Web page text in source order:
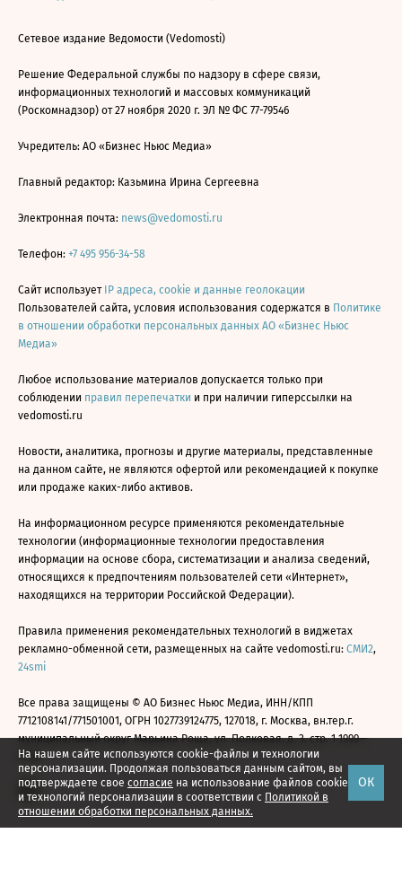
На нашем сайте используются cookie-файлы и технологии
персонализации. Продолжая пользоваться данным сайтом, вы
подтверждаете свое согласие на использование файлов cookie
и технологий персонализации в соответствии с Политикой в
отношении обработки персональных данных.
ОК
Сетевое издание Ведомости (Vedomosti)
Решение Федеральной службы по надзору в сфере связи,
информационных технологий и массовых коммуникаций
(Роскомнадзор) от 27 ноября 2020 г. ЭЛ № ФС 77-79546
Учредитель: АО «Бизнес Ньюс Медиа»
Главный редактор: Казьмина Ирина Сергеевна
Электронная почта: news@vedomosti.ru
Телефон: +7 495 956-34-58
Сайт использует IP адреса, cookie и данные геолокации
Пользователей сайта, условия использования содержатся в Политике
в отношении обработки персональных данных АО «Бизнес Ньюс
Медиа»
Любое использование материалов допускается только при
соблюдении правил перепечатки и при наличии гиперссылки на
vedomosti.ru
Новости, аналитика, прогнозы и другие материалы, представленные
на данном сайте, не являются офертой или рекомендацией к покупке
или продаже каких-либо активов.
На информационном ресурсе применяются рекомендательные
технологии (информационные технологии предоставления
информации на основе сбора, систематизации и анализа сведений,
относящихся к предпочтениям пользователей сети «Интернет»,
находящихся на территории Российской Федерации).
Правила применения рекомендательных технологий в виджетах
рекламно-обменной сети, размещенных на сайте vedomosti.ru: СМИ2,
24smi
Все права защищены © АО Бизнес Ньюс Медиа, ИНН/КПП
7712108141/771501001, ОГРН 1027739124775, 127018, г. Москва, вн.тер.г.
муниципальный округ Марьина Роща, ул. Полковая, д. 3, стр. 1 1999—
2026